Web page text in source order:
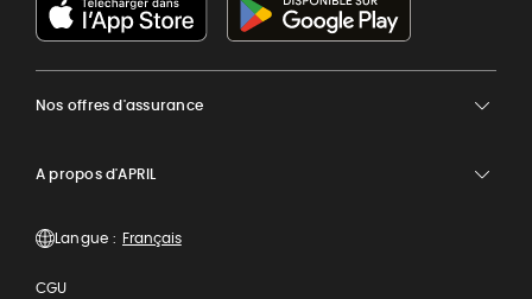
Nos offres d'assurance
A propos d'APRIL
Langue :
CGU